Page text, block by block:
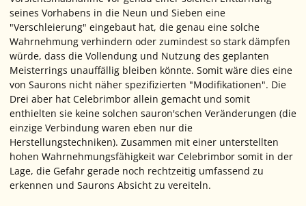
seines Vorhabens in die Neun und Sieben eine
"Verschleierung" eingebaut hat, die genau eine solche
Wahrnehmung verhindern oder zumindest so stark dämpfen
würde, dass die Vollendung und Nutzung des geplanten
Meisterrings unauffällig bleiben könnte. Somit wäre dies eine
von Saurons nicht näher spezifizierten "Modifikationen". Die
Drei aber hat Celebrimbor allein gemacht und somit
enthielten sie keine solchen sauron'schen Veränderungen (die
einzige Verbindung waren eben nur die
Herstellungstechniken). Zusammen mit einer unterstellten
hohen Wahrnehmungsfähigkeit war Celebrimbor somit in der
Lage, die Gefahr gerade noch rechtzeitig umfassend zu
erkennen und Saurons Absicht zu vereiteln.